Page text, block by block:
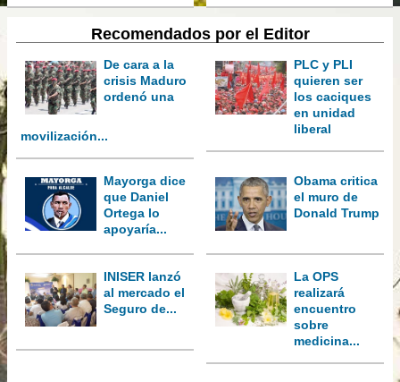
Recomendados por el Editor
De cara a la
crisis Maduro
ordenó una
movilización...
PLC y PLI
quieren ser
los caciques
en unidad
liberal
Mayorga dice
que Daniel
Ortega lo
apoyaría...
Obama critica
el muro de
Donald Trump
INISER lanzó
al mercado el
Seguro de...
La OPS
realizará
encuentro
sobre
medicina...